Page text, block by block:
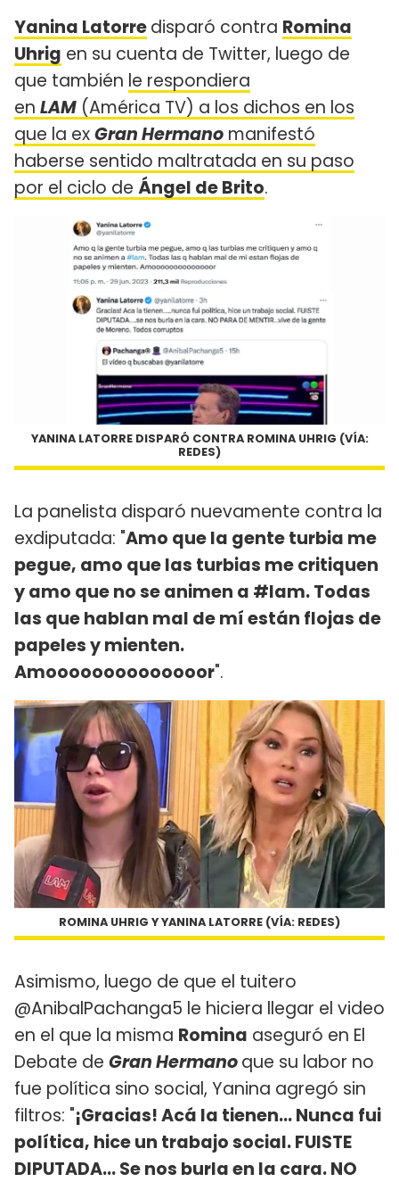
Yanina Latorredisparó contra Romina
Uhrig en su cuenta de Twitter, luego de
que también le respondiera
en LAM (América TV) a los dichos en los
que la exGran Hermano manifestó
haberse sentido maltratada en su paso
por el ciclo de Ángel de Brito.
YANINA LATORRE DISPARÓ CONTRA ROMINA UHRIG (VÍA:
REDES)
La panelista disparó nuevamente contra la
exdiputada: "Amo que la gente turbia me
pegue, amo que las turbias me critiquen
y amo que no se animen a #lam. Todas
las que hablan mal de mí están flojas de
papeles y mienten.
Amoooooooooooooor".
ROMINA UHRIG Y YANINA LATORRE (VÍA: REDES)
Asimismo, luego de que el tuitero
@AnibalPachanga5 le hiciera llegar el video
en el que la misma Romina aseguró en El
Debate de Gran Hermanoque su labor no
fue política sino social, Yanina agregó sin
filtros: "¡Gracias! Acá la tienen… Nunca fui
política, hice un trabajo social. FUISTE
DIPUTADA… Se nos burla en la cara. NO